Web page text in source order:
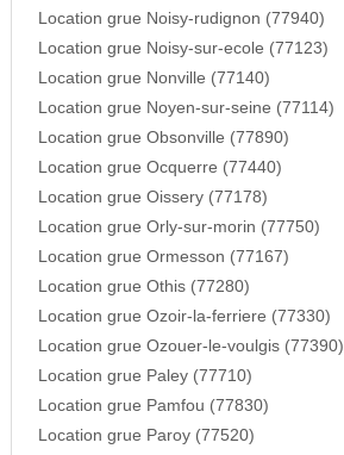
Location grue Noisy-rudignon (77940)
Location grue Noisy-sur-ecole (77123)
Location grue Nonville (77140)
Location grue Noyen-sur-seine (77114)
Location grue Obsonville (77890)
Location grue Ocquerre (77440)
Location grue Oissery (77178)
Location grue Orly-sur-morin (77750)
Location grue Ormesson (77167)
Location grue Othis (77280)
Location grue Ozoir-la-ferriere (77330)
Location grue Ozouer-le-voulgis (77390)
Location grue Paley (77710)
Location grue Pamfou (77830)
Location grue Paroy (77520)